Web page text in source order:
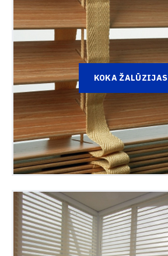
KOKA ŽALŪZIJAS